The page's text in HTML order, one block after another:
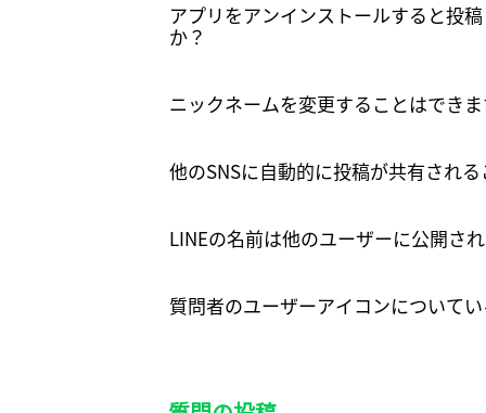
アプリをアンインストールすると投
か？
ニックネームを変更することはでき
他のSNSに自動的に投稿が共有され
LINEの名前は他のユーザーに公開さ
質問者のユーザーアイコンについて